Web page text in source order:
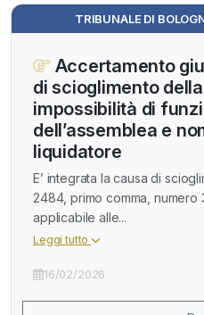
TRIBUNALE DI
Accertamento
di scioglimento
impossibilità di
dell’assemblea e
liquidatore
E’ integrata la causa di
2484, primo comma,
applicabile alle...
Leggi tutto
16/02/2026